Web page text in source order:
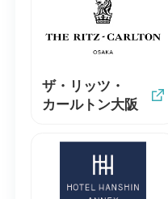
ザ・リッツ・
カールトン大阪